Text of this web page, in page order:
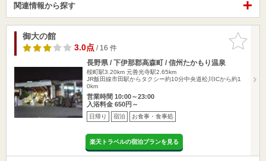
関連情報から探す
お気に入
りに追加
御大の館
3.0点/ 16 件
長野県 / 下伊那郡高森町 / 信州たかもり温泉
桜町駅3.20km 元善光寺駅2.65km
JR飯田線市田駅からタクシー約10分中央道松川ICから約1
0km
営業時間 10:00～23:00
入浴料金 650円～
日帰り 宿泊 お食事・食事処
楽天トラベルの宿泊プランを見る